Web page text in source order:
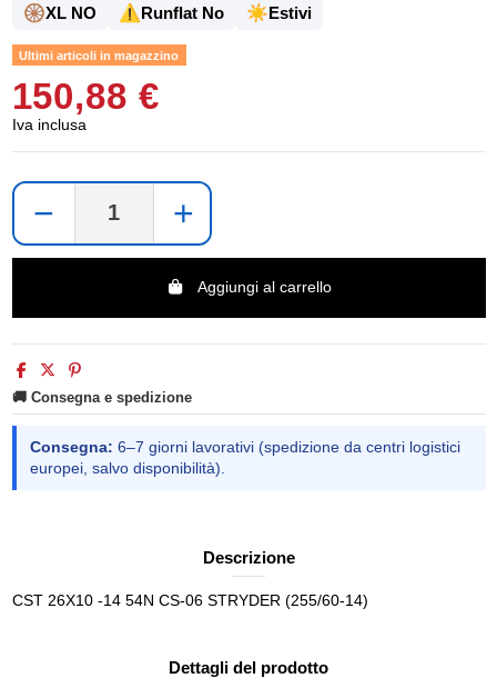
🛞XL NO ⚠️Runflat No ☀️Estivi
Ultimi articoli in magazzino
150,88 €
Iva inclusa
− +
Aggiungi al carrello
🚚 Consegna e spedizione
Consegna: 6–7 giorni lavorativi (spedizione da centri logistici
europei, salvo disponibilità).
Descrizione
CST 26X10 -14 54N CS-06 STRYDER (255/60-14)
Dettagli del prodotto